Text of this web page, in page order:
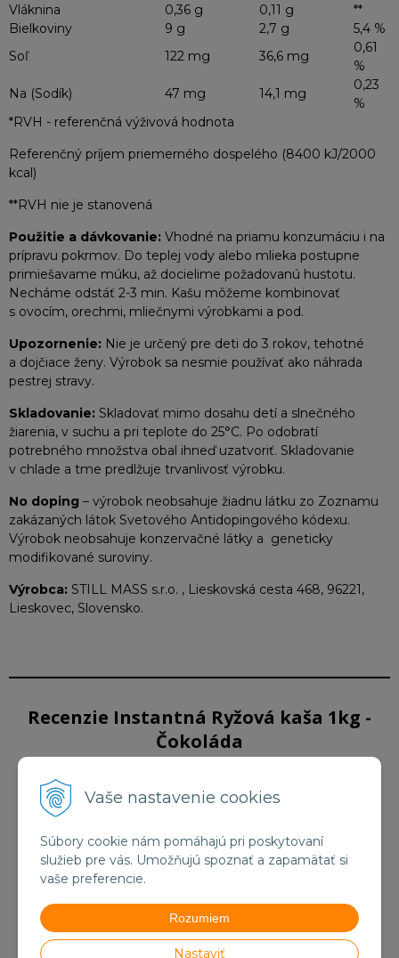
Vaše nastavenie cookies
Súbory cookie nám pomáhajú pri poskytovaní
služieb pre vás. Umožňujú spoznať a zapamätať si
vaše preferencie.
Rozumiem
Nastaviť
Vláknina
0,36 g 0,11 g
**
Bielkoviny
9 g 2,7 g
5,4 %
Soľ
122 mg 36,6 mg
0,61
%
Na (Sodík)
47 mg 14,1 mg
0,23
%
*RVH - referenčná výživová hodnota
Referenčný príjem priemerného dospelého (8400 kJ/2000
kcal)
**RVH nie je stanovená
Použitie a dávkovanie: Vhodné na priamu konzumáciu i na
prípravu pokrmov. Do teplej vody alebo mlieka postupne
primiešavame múku, až docielime požadovanú hustotu.
Necháme odstáť 2-3 min. Kašu môžeme kombinovať
s ovocím, orechmi, mliečnymi výrobkami a pod.
Upozornenie: Nie je určený pre deti do 3 rokov, tehotné
a dojčiace ženy. Výrobok sa nesmie používať ako náhrada
pestrej stravy.
Skladovanie: Skladovať mimo dosahu detí a slnečného
žiarenia, v suchu a pri teplote do 25°C. Po odobratí
potrebného množstva obal ihneď uzatvoriť. Skladovanie
v chlade a tme predlžuje trvanlivosť výrobku.
No doping – výrobok neobsahuje žiadnu látku zo Zoznamu
zakázaných látok Svetového Antidopingového kódexu.
Výrobok neobsahuje konzervačné látky a geneticky
modifikované suroviny.
Výrobca: STILL MASS s.r.o. , Lieskovská cesta 468, 96221,
Lieskovec, Slovensko.
Recenzie Instantná Ryžová kaša 1kg -
Čokoláda
93%
8 recenzií užívateľov